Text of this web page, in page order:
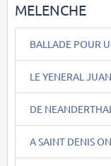
MELENCHE
BALLADE POUR
LE YENERAL
DE
A SAINT DENIS